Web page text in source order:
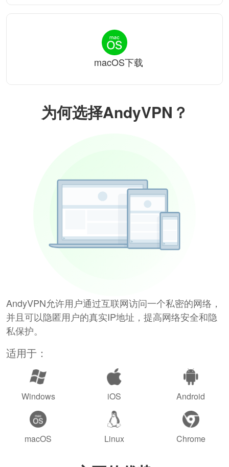
为何选择AndyVPN？
AndyVPN允许用户通过互联网访问一个私密的网络，
并且可以隐匿用户的真实IP地址，提高网络安全和隐
私保护。
适用于：
Windows iOS Android
macOS Linux Chrome
macOS下载